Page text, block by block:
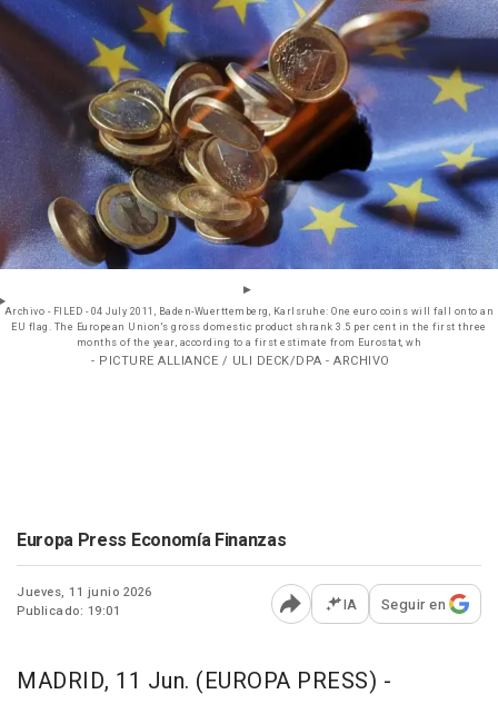
Archivo - FILED - 04 July 2011, Baden-Wuerttemberg, Karlsruhe: One euro coins will fall onto an
EU flag. The European Union's gross domestic product shrank 3.5 per cent in the first three
months of the year, according to a first estimate from Eurostat, wh
- PICTURE ALLIANCE / ULI DECK/DPA - ARCHIVO
Europa Press Economía Finanzas
Jueves, 11 junio 2026
Publicado: 19:01
Abrir opciones para
IA Seguir en
MADRID, 11 Jun. (EUROPA PRESS) -